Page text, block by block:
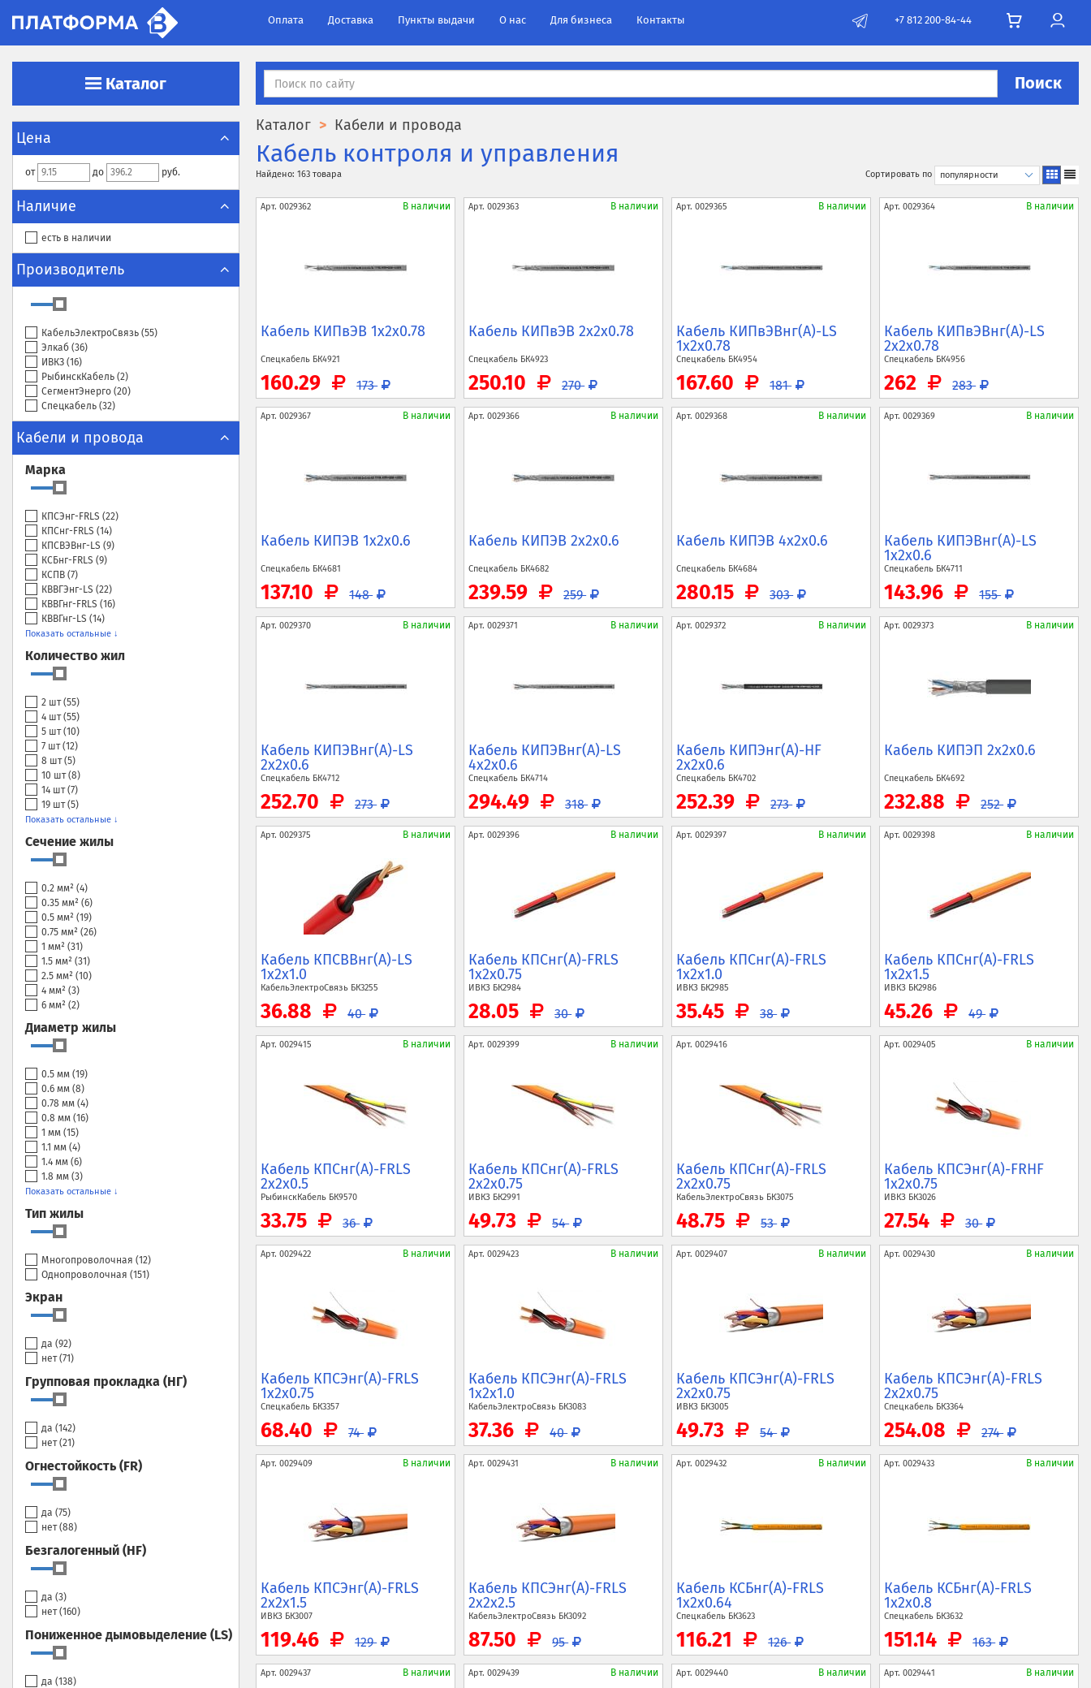
Оплата Доставка Пункты выдачи О нас Для бизнеса Контакты +7 812 200-84-44
Каталог Поиск
Цена
от до руб.
Наличие
есть в наличии
Производитель
КабельЭлектроСвязь (55)
Элкаб (36)
ИВКЗ (16)
РыбинскКабель (2)
СегментЭнерго (20)
Спецкабель (32)
Кабели и провода
Марка
КПСЭнг-FRLS (22)
КПСнг-FRLS (14)
КПСВЭВнг-LS (9)
КСБнг-FRLS (9)
КСПВ (7)
КВВГЭнг-LS (22)
КВВГнг-FRLS (16)
КВВГнг-LS (14)
Показать остальные ↓
Количество жил
2 шт (55)
4 шт (55)
5 шт (10)
7 шт (12)
8 шт (5)
10 шт (8)
14 шт (7)
19 шт (5)
Показать остальные ↓
Сечение жилы
0.2 мм² (4)
0.35 мм² (6)
0.5 мм² (19)
0.75 мм² (26)
1 мм² (31 )
1.5 мм² (31 )
2.5 мм² (10)
4 мм² (3)
6 мм² (2)
Диаметр жилы
0.5 мм (19)
0.6 мм (8)
0.78 мм (4)
0.8 мм (16)
1 мм (15)
1.1 мм (4)
1.4 мм (6)
1.8 мм (3)
Показать остальные ↓
Тип жилы
Многопроволочная (12)
Однопроволочная (151 )
Экран
да (92)
нет (71 )
Групповая прокладка (НГ)
да (142)
нет (21 )
Огнестойкость (FR)
да (75)
нет (88)
Безгалогенный (HF)
да (3)
нет (160)
Пониженное дымовыделение (LS)
да (138)
Каталог Кабели и провода
Кабель контроля и управления
Сортировать по
Найдено: 163 товара
Арт. 0029362 В наличии
Кабель КИПвЭВ 1x2x0.78
Спецкабель БК4921
160.29 173
Арт. 0029363 В наличии
Кабель КИПвЭВ 2x2x0.78
Спецкабель БК4923
250.10 270
Арт. 0029365 В наличии
Кабель КИПвЭВнг(A)-LS
1x2x0.78
Спецкабель БК4954
167.60 181
Арт. 0029364 В наличии
Кабель КИПвЭВнг(A)-LS
2x2x0.78
Спецкабель БК4956
262 283
Арт. 0029367 В наличии
Кабель КИПЭВ 1x2x0.6
Спецкабель БК4681
137.10 148
Арт. 0029366 В наличии
Кабель КИПЭВ 2x2x0.6
Спецкабель БК4682
239.59 259
Арт. 0029368 В наличии
Кабель КИПЭВ 4x2x0.6
Спецкабель БК4684
280.15 303
Арт. 0029369 В наличии
Кабель КИПЭВнг(A)-LS
1x2x0.6
Спецкабель БК4711
143.96 155
Арт. 0029370 В наличии
Кабель КИПЭВнг(A)-LS
2x2x0.6
Спецкабель БК4712
252.70 273
Арт. 0029371 В наличии
Кабель КИПЭВнг(A)-LS
4x2x0.6
Спецкабель БК4714
294.49 318
Арт. 0029372 В наличии
Кабель КИПЭнг(A)-HF
2x2x0.6
Спецкабель БК4702
252.39 273
Арт. 0029373 В наличии
Кабель КИПЭП 2x2x0.6
Спецкабель БК4692
232.88 252
Арт. 0029375 В наличии
Кабель КПСВВнг(A)-LS
1x2x1.0
КабельЭлектроСвязь БК3255
36.88 40
Арт. 0029396 В наличии
Кабель КПСнг(A)-FRLS
1x2x0.75
ИВКЗ БК2984
28.05 30
Арт. 0029397 В наличии
Кабель КПСнг(A)-FRLS
1x2x1.0
ИВКЗ БК2985
35.45 38
Арт. 0029398 В наличии
Кабель КПСнг(A)-FRLS
1x2x1.5
ИВКЗ БК2986
45.26 49
Арт. 0029415 В наличии
Кабель КПСнг(A)-FRLS
2x2x0.5
РыбинскКабель БК9570
33.75 36
Арт. 0029399 В наличии
Кабель КПСнг(A)-FRLS
2x2x0.75
ИВКЗ БК2991
49.73 54
Арт. 0029416
Кабель КПСнг(A)-FRLS
2x2x0.75
КабельЭлектроСвязь БК3075
48.75 53
Арт. 0029405 В наличии
Кабель КПСЭнг(A)-FRHF
1x2x0.75
ИВКЗ БК3026
27.54 30
Арт. 0029422 В наличии
Кабель КПСЭнг(A)-FRLS
1x2x0.75
Спецкабель БК3357
68.40 74
Арт. 0029423 В наличии
Кабель КПСЭнг(A)-FRLS
1x2x1.0
КабельЭлектроСвязь БК3083
37.36 40
Арт. 0029407 В наличии
Кабель КПСЭнг(A)-FRLS
2x2x0.75
ИВКЗ БК3005
49.73 54
Арт. 0029430 В наличии
Кабель КПСЭнг(A)-FRLS
2x2x0.75
Спецкабель БК3364
254.08 274
Арт. 0029409 В наличии
Кабель КПСЭнг(A)-FRLS
2x2x1.5
ИВКЗ БК3007
119.46 129
Арт. 0029431 В наличии
Кабель КПСЭнг(A)-FRLS
2x2x2.5
КабельЭлектроСвязь БК3092
87.50 95
Арт. 0029432 В наличии
Кабель КСБнг(A)-FRLS
1x2x0.64
Спецкабель БК3623
116.21 126
Арт. 0029433 В наличии
Кабель КСБнг(A)-FRLS
1x2x0.8
Спецкабель БК3632
151.14 163
Арт. 0029437 В наличии Арт. 0029439 В наличии Арт. 0029440 В наличии Арт. 0029441 В наличии